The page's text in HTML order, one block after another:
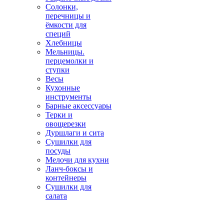
Солонки,
перечницы и
ёмкости для
специй
Хлебницы
Мельницы.
перцемолки и
ступки
Весы
Кухонные
инструменты
Барные аксессуары
Терки и
овощерезки
Дуршлаги и сита
Сушилки для
посуды
Мелочи для кухни
Ланч-боксы и
контейнеры
Сушилки для
салата